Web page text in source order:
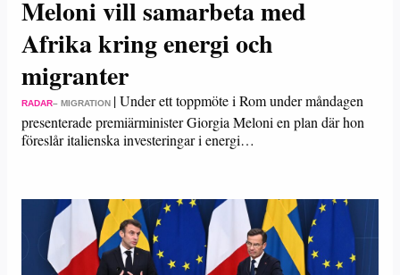
Meloni vill samarbeta med
Afrika kring energi och
migranter
RADAR– MIGRATION |Under ett toppmöte i Rom under måndagen
presenterade premiärminister Giorgia Meloni en plan där hon
föreslår italienska investeringar i energi…